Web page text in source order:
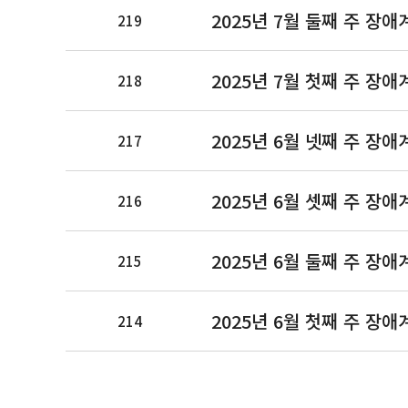
219 2025년 7월 둘째 주 장애
218 2025년 7월 첫째 주 장애
217 2025년 6월 넷째 주 장애
216 2025년 6월 셋째 주 장애
215 2025년 6월 둘째 주 장애
214 2025년 6월 첫째 주 장애